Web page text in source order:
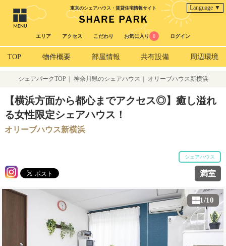
東京のシェアハウス・賃貸住宅情報サイト Language ▼
エリア アクセス こだわり お気に入り 0 ログイン
TOP 物件概要 部屋情報 共有設備 周辺環境
シェアパークTOP 神奈川県のシェアハウス オリーブハウス新横浜
【横浜方面から都心までアクセス◎】癒し溢れ
る女性限定シェアハウス！
オリーブハウス新横浜
シェアハウス
満室
1/10